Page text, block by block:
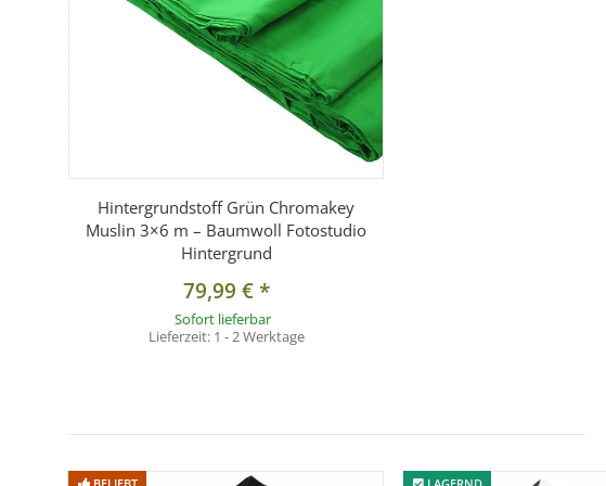
Hintergrundstoff Grün Chromakey
Muslin 3×6 m – Baumwoll Fotostudio
Hintergrund
79,99 €*
Sofort lieferbar
Lieferzeit: 1 - 2 Werktage